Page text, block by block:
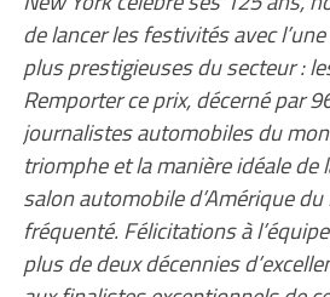
de lancer les festivités avec
plus prestigieuses du secteur :
Remporter ce prix, décerné par
journalistes automobiles du
triomphe et la manière idéale de
salon automobile d’Amérique
fréquenté. Félicitations à
plus de deux décennies